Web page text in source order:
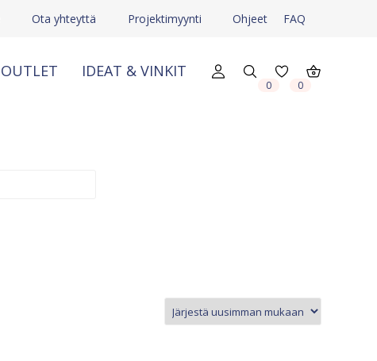
Ota yhteyttä Projektimyynti Ohjeet FAQ
OUTLET IDEAT & VINKIT
0 0